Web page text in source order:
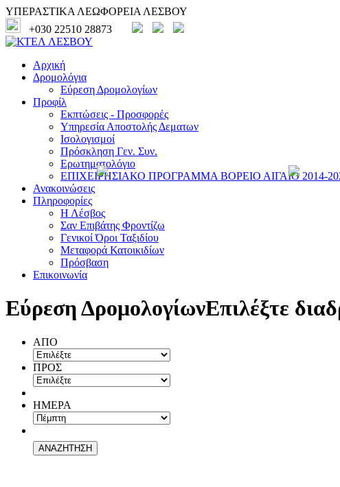
ΥΠΕΡΑΣΤΙΚΑ ΛΕΩΦΟΡΕΙΑ ΛΕΣΒΟΥ
+030 22510 28873
Αρχική
Δρομολόγια
Εύρεση Δρομολογίων
Προφίλ
Εκπτώσεις - Προσφορές
Υπηρεσία Αποστολής Δεματων
Ισολογισμοί
Πρόσκληση Γεν. Συν.
Ερωτηματολόγιο
ΕΠΙΧΕΙΡΗΣΙΑΚΟ ΠΡΟΓΡΑΜΜΑ ΒΟΡΕΙΟ ΑΙΓΑΙΟ 2014-
Ανακοινώσεις
Πληροφορίες
Η Λέσβος
Σαν Επιβάτης Φροντίζω
Γενικοί Όροι Ταξιδίου
Μεταφορά Κατοικιδίων
Πρόσβαση
Επικοινωνία
Εύρεση ΔρομολογίωνΕπιλέξτε
ΑΠΟ
ΠΡΟΣ
ΗΜΕΡΑ